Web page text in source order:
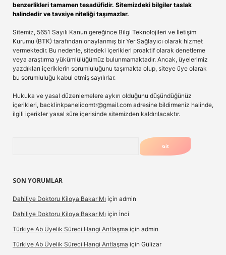
benzerlikleri tamamen tesadüfidir. Sitemizdeki bilgiler taslak
halindedir ve tavsiye niteliği taşımazlar.
Sitemiz, 5651 Sayılı Kanun gereğince Bilgi Teknolojileri ve İletişim
Kurumu (BTK) tarafından onaylanmış bir Yer Sağlayıcı olarak hizmet
vermektedir. Bu nedenle, sitedeki içerikleri proaktif olarak denetleme
veya araştırma yükümlülüğümüz bulunmamaktadır. Ancak, üyelerimiz
yazdıkları içeriklerin sorumluluğunu taşımakta olup, siteye üye olarak
bu sorumluluğu kabul etmiş sayılırlar.
Hukuka ve yasal düzenlemelere aykırı olduğunu düşündüğünüz
içerikleri, backlinkpanelicomtr@gmail.com adresine bildirmeniz halinde,
ilgili içerikler yasal süre içerisinde sitemizden kaldırılacaktır.
SON YORUMLAR
Dahiliye Doktoru Kiloya Bakar Mı için admin
Dahiliye Doktoru Kiloya Bakar Mı için İnci
Türkiye Ab Üyelik Süreci Hangi Antlaşma için admin
Türkiye Ab Üyelik Süreci Hangi Antlaşma için Gülizar